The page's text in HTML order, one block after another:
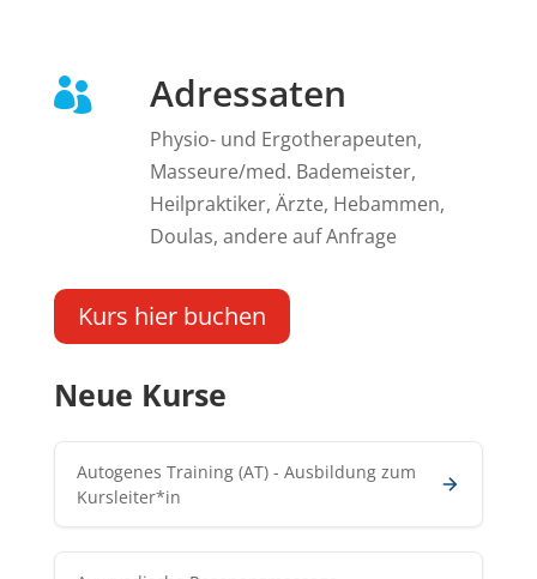
 Adressaten
Physio- und Ergotherapeuten,
Masseure/med. Bademeister,
Heilpraktiker, Ärzte, Hebammen,
Doulas, andere auf Anfrage
Kurs hier buchen
Neue Kurse
Autogenes Training (AT) - Ausbildung zum
Kursleiter*in